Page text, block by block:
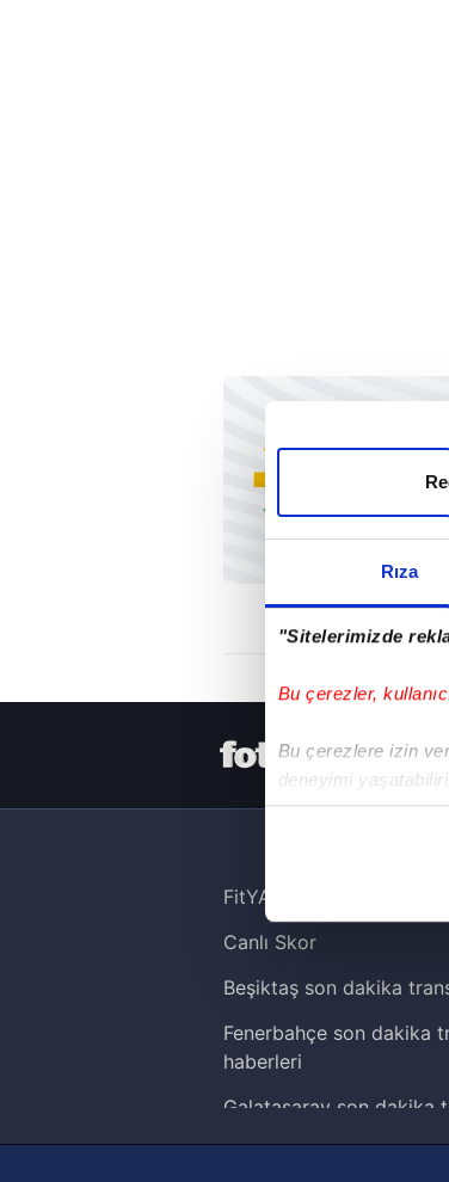
Rıza
"Sitelerimizde
Bu çerezler,
Bu çerezlere izin
deneyimi
içerikleri
Her halükârda,
Sizlere daha iyi bir
çerezler
amacıyla
reklam/pazarlama
Çerezlere ilişkin
FitYAŞA
Canlı Skor
Beşiktaş son dakika
Fenerbahçe son dakika
haberleri
Galatasaray son dakika